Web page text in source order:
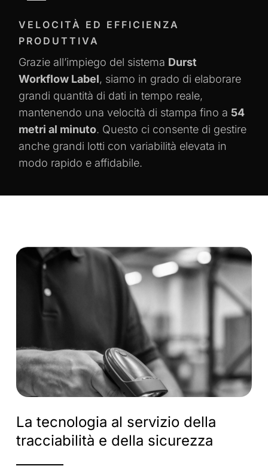
VELOCITÀ ED EFFICIENZA
PRODUTTIVA
Grazie all’impiego del sistema Durst
Workflow Label, siamo in grado di elaborare
grandi quantità di dati in tempo reale,
mantenendo una velocità di stampa fino a 54
metri al minuto. Questo ci consente di gestire
anche grandi lotti con variabilità elevata in
modo rapido e affidabile.
La tecnologia al servizio della
tracciabilità e della sicurezza